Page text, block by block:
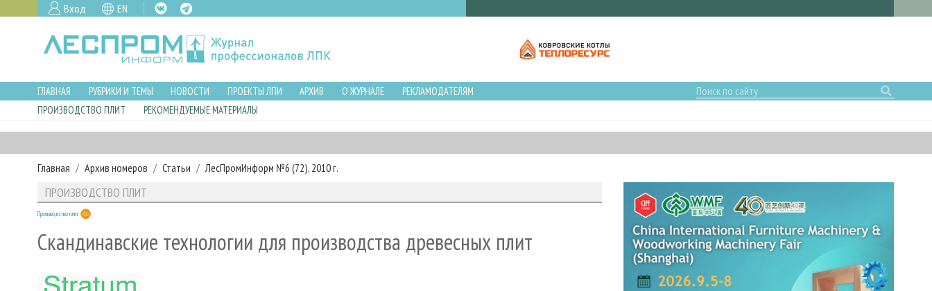
Вход EN
ГЛАВНАЯ РУБРИКИ И ТЕМЫ НОВОСТИ ПРОЕКТЫ ЛПИ АРХИВ О ЖУРНАЛЕ
РЕКЛАМОДАТЕЛЯМ
ПРОИЗВОДСТВО ПЛИТ
РЕКОМЕНДУЕМЫЕ МАТЕРИАЛЫ
Главная Архив номеров Статьи ЛесПромИнформ №6 (72), 2010 г.
ПРОИЗВОДСТВО ПЛИТ
Производство плит
Скандинавские технологии для производства древесных плит